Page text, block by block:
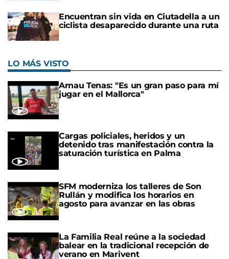
Encuentran sin vida en Ciutadella a un
ciclista desaparecido durante una ruta
LO MÁS VISTO
Arnau Tenas: "Es un gran paso para mí
jugar en el Mallorca"
Cargas policiales, heridos y un
detenido tras manifestación contra la
saturación turística en Palma
SFM moderniza los talleres de Son
Rullán y modifica los horarios en
agosto para avanzar en las obras
La Familia Real reúne a la sociedad
balear en la tradicional recepción de
verano en Marivent